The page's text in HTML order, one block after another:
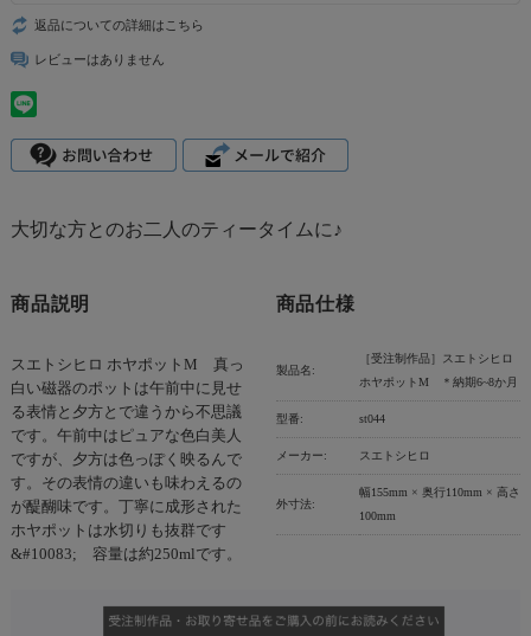
返品についての詳細はこちら
レビューはありません
大切な方とのお二人のティータイムに♪
商品説明
スエトシヒロ ホヤポットM 真っ
白い磁器のポットは午前中に見せ
る表情と夕方とで違うから不思議
です。午前中はピュアな色白美人
ですが、夕方は色っぽく映るんで
す。その表情の違いも味わえるの
が醍醐味です。丁寧に成形された
ホヤポットは水切りも抜群です
&#10083; 容量は約250mlです。
商品仕様
製品名:
［受注制作品］スエトシヒロ
ホヤポットM ＊納期6~8か月
型番: st044
メーカー: スエトシヒロ
外寸法:
幅155mm × 奥行110mm × 高さ
100mm